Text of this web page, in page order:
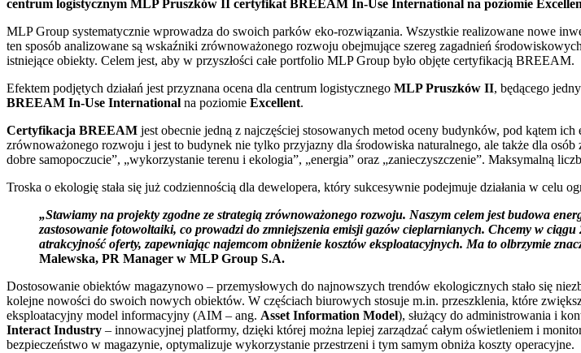
centrum logistycznym MLP Pruszków II certyfikat BREEAM In-Use International na poziomie
MLP Group systematycznie wprowadza do swoich parków eko-rozwiązania. Wszystkie realizowane nowe
ten sposób analizowane są wskaźniki zrównoważonego rozwoju obejmujące szereg zagadnień
istniejące obiekty. Celem jest, aby w przyszłości całe portfolio MLP Group było objęte certyfikacją BREEAM.
Efektem podjętych działań jest przyznana ocena dla centrum logistycznego MLP Pruszków II, będącego
BREEAM In-Use International na poziomie Excellent.
Certyfikacja BREEAM jest obecnie jedną z najczęściej stosowanych metod oceny budynków, pod kątem
zrównoważonego rozwoju i jest to budynek nie tylko przyjazny dla środowiska naturalnego, ale także dla
dobre samopoczucie”, „wykorzystanie terenu i ekologia”, „energia” oraz „zanieczyszczenie”. Maksymalną
Troska o ekologię stała się już codziennością dla dewelopera, który sukcesywnie podejmuje działania w celu
„Stawiamy na projekty zgodne ze strategią zrównoważonego rozwoju. Naszym celem jest budowa
zastosowanie fotowoltaiki, co prowadzi do zmniejszenia emisji gazów cieplarnianych. Chcemy w
atrakcyjność oferty, zapewniając najemcom obniżenie kosztów eksploatacyjnych. Ma to olbrzymie
Malewska, PR Manager w MLP Group S.A.
Dostosowanie obiektów magazynowo – przemysłowych do najnowszych trendów ekologicznych stało się
kolejne nowości do swoich nowych obiektów. W częściach biurowych stosuje m.in. przeszklenia, które
eksploatacyjny model informacyjny (AIM – ang. Asset Information Model), służący do administrowania i
Interact Industry – innowacyjnej platformy, dzięki której można lepiej zarządzać całym oświetleniem i
bezpieczeństwo w magazynie, optymalizuje wykorzystanie przestrzeni i tym samym obniża koszty operacyjne.